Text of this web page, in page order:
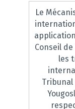
Le
Conseil
les
Tribunal